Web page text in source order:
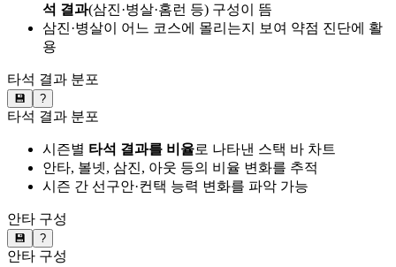
석 결과(삼진·병살·홈런 등) 구성이 뜸
삼진·병살이 어느 코스에 몰리는지 보여 약점 진단에 활
용
타석 결과 분포
💾 ?
타석 결과 분포
시즌별 타석 결과를 비율로 나타낸 스택 바 차트
안타, 볼넷, 삼진, 아웃 등의 비율 변화를 추적
시즌 간 선구안·컨택 능력 변화를 파악 가능
안타 구성
💾 ?
안타 구성